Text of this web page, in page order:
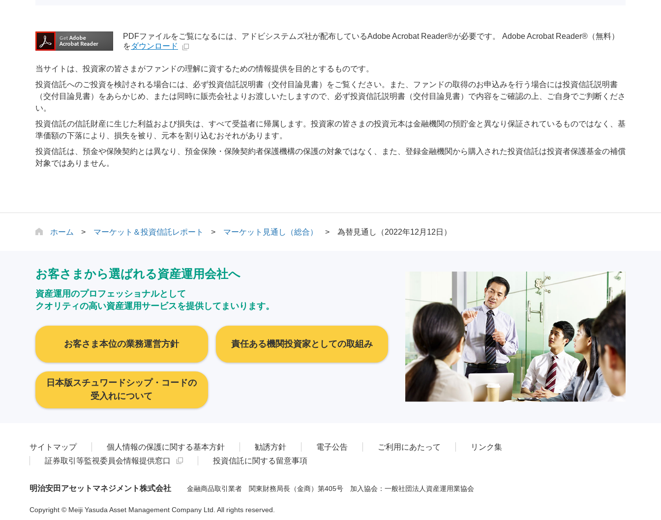
PDFファイルをご覧になるには、アドビシステムズ社が配布しているAdobe Acrobat Reader®が必要です。 Adobe Acrobat Reader®（無料）
をダウンロード
当サイトは、投資家の皆さまがファンドの理解に資するための情報提供を目的とするものです。
投資信託へのご投資を検討される場合には、必ず投資信託説明書（交付目論見書）をご覧ください。また、ファンドの取得のお申込みを行う場合には投資信託説明書
（交付目論見書）をあらかじめ、または同時に販売会社よりお渡しいたしますので、必ず投資信託説明書（交付目論見書）で内容をご確認の上、ご自身でご判断くださ
い。
投資信託の信託財産に生じた利益および損失は、すべて受益者に帰属します。投資家の皆さまの投資元本は金融機関の預貯金と異なり保証されているものではなく、基
準価額の下落により、損失を被り、元本を割り込むおそれがあります。
投資信託は、預金や保険契約とは異なり、預金保険・保険契約者保護機構の保護の対象ではなく、また、登録金融機関から購入された投資信託は投資者保護基金の補償
対象ではありません。
ホーム マーケット＆投資信託レポート マーケット見通し（総合） 為替見通し（2022年12月12日）
お客さまから選ばれる資産運用会社へ
資産運用のプロフェッショナルとして
クオリティの高い資産運用サービスを提供してまいります。
お客さま本位の業務運営方針 責任ある機関投資家としての取組み
日本版スチュワードシップ・コードの
受入れについて
サイトマップ 個人情報の保護に関する基本方針 勧誘方針 電子公告 ご利用にあたって
リンク集
証券取引等監視委員会情報提供窓口
投資信託に関する留意事項
明治安田アセットマネジメント株式会社 金融商品取引業者 関東財務局長（金商）第405号 加入協会：一般社団法人資産運用業協会
Copyright © Meiji Yasuda Asset Management Company Ltd. All rights reserved.